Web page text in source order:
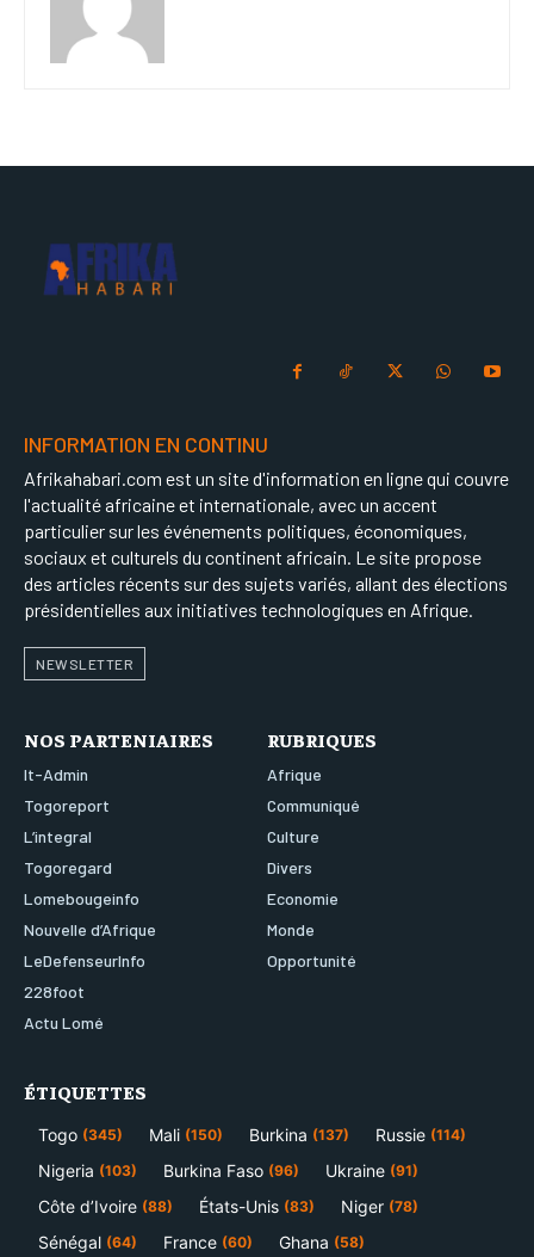
INFORMATION EN CONTINU
Afrikahabari.com est un site d'information en ligne qui couvre
l'actualité africaine et internationale, avec un accent
particulier sur les événements politiques, économiques,
sociaux et culturels du continent africain. Le site propose
des articles récents sur des sujets variés, allant des élections
présidentielles aux initiatives technologiques en Afrique.
NEWSLETTER
NOS PARTENIAIRES
It-Admin
Togoreport
L’integral
Togoregard
Lomebougeinfo
Nouvelle d’Afrique
LeDefenseurInfo
228foot
Actu Lomé
RUBRIQUES
Afrique
Communiqué
Culture
Divers
Economie
Monde
Opportunité
ÉTIQUETTES
Togo (345) Mali (150) Burkina (137) Russie (114)
Nigeria (103) Burkina Faso (96) Ukraine (91)
Côte d’Ivoire (88) États-Unis (83) Niger (78)
Sénégal (64) France (60) Ghana (58)